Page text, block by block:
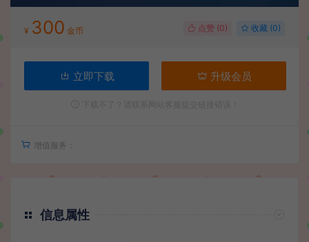
¥ 300 金币 点赞 (0) 收藏 (0)
立即下载 升级会员
增值服务：
信息属性